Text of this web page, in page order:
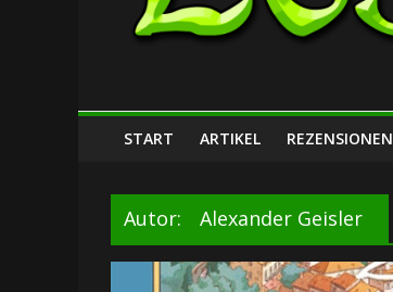
START ARTIKEL REZENSIONEN
Autor: Alexander Geisler